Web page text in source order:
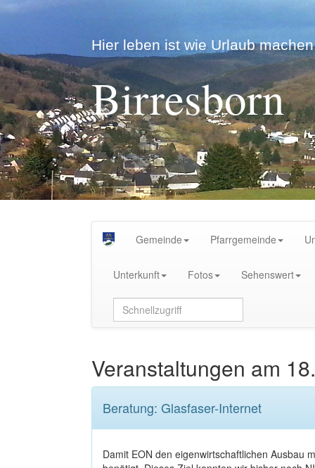
Hier leben ist wie Urlaub
Birresborn
Gemeinde Pfarrgemeinde
Unterkunft Fotos Sehenswert
Veranstaltungen am
Beratung: Glasfaser-Internet
Damit EON den eigenwirtschaftlichen Ausbau